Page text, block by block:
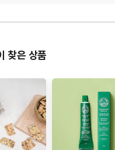
찾은 상품